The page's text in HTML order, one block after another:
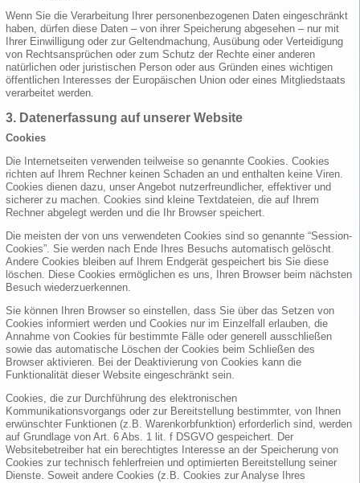
Wenn Sie die Verarbeitung Ihrer personenbezogenen Daten eingeschränkt
haben, dürfen diese Daten – von ihrer Speicherung abgesehen – nur mit
Ihrer Einwilligung oder zur Geltendmachung, Ausübung oder Verteidigung
von Rechtsansprüchen oder zum Schutz der Rechte einer anderen
natürlichen oder juristischen Person oder aus Gründen eines wichtigen
öffentlichen Interesses der Europäischen Union oder eines Mitgliedstaats
verarbeitet werden.
3. Datenerfassung auf unserer Website
Cookies
Die Internetseiten verwenden teilweise so genannte Cookies. Cookies
richten auf Ihrem Rechner keinen Schaden an und enthalten keine Viren.
Cookies dienen dazu, unser Angebot nutzerfreundlicher, effektiver und
sicherer zu machen. Cookies sind kleine Textdateien, die auf Ihrem
Rechner abgelegt werden und die Ihr Browser speichert.
Die meisten der von uns verwendeten Cookies sind so genannte “Session-
Cookies”. Sie werden nach Ende Ihres Besuchs automatisch gelöscht.
Andere Cookies bleiben auf Ihrem Endgerät gespeichert bis Sie diese
löschen. Diese Cookies ermöglichen es uns, Ihren Browser beim nächsten
Besuch wiederzuerkennen.
Sie können Ihren Browser so einstellen, dass Sie über das Setzen von
Cookies informiert werden und Cookies nur im Einzelfall erlauben, die
Annahme von Cookies für bestimmte Fälle oder generell ausschließen
sowie das automatische Löschen der Cookies beim Schließen des
Browser aktivieren. Bei der Deaktivierung von Cookies kann die
Funktionalität dieser Website eingeschränkt sein.
Cookies, die zur Durchführung des elektronischen
Kommunikationsvorgangs oder zur Bereitstellung bestimmter, von Ihnen
erwünschter Funktionen (z.B. Warenkorbfunktion) erforderlich sind, werden
auf Grundlage von Art. 6 Abs. 1 lit. f DSGVO gespeichert. Der
Websitebetreiber hat ein berechtigtes Interesse an der Speicherung von
Cookies zur technisch fehlerfreien und optimierten Bereitstellung seiner
Dienste. Soweit andere Cookies (z.B. Cookies zur Analyse Ihres